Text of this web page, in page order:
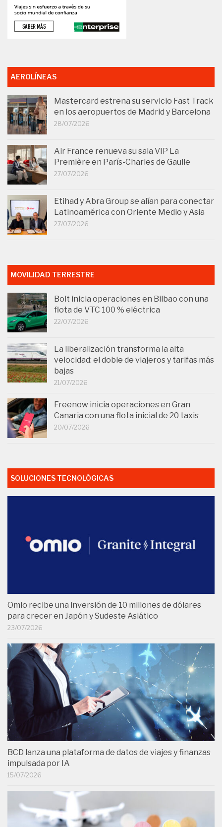
AEROLÍNEAS
Mastercard estrena su servicio Fast Track
en los aeropuertos de Madrid y Barcelona
28/07/2026
Air France renueva su sala VIP La
Première en París-Charles de Gaulle
27/07/2026
Etihad y Abra Group se alían para conectar
Latinoamérica con Oriente Medio y Asia
27/07/2026
MOVILIDAD TERRESTRE
Bolt inicia operaciones en Bilbao con una
flota de VTC 100 % eléctrica
22/07/2026
La liberalización transforma la alta
velocidad: el doble de viajeros y tarifas más
bajas
21/07/2026
Freenow inicia operaciones en Gran
Canaria con una flota inicial de 20 taxis
20/07/2026
SOLUCIONES TECNOLÓGICAS
Omio recibe una inversión de 10 millones de dólares
para crecer en Japón y Sudeste Asiático
23/07/2026
BCD lanza una plataforma de datos de viajes y finanzas
impulsada por IA
15/07/2026